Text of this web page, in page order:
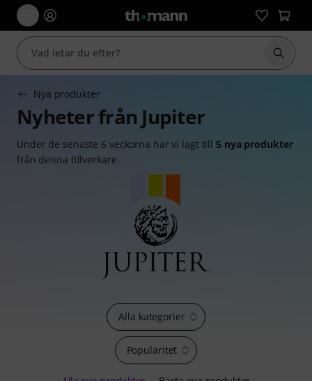
Börja
Nya produkter
Nyheter från Jupiter
Under de senaste 6 veckorna har vi lagt till 5 nya produkter
från denna tillverkare.
Popularitet
Alla kategorier